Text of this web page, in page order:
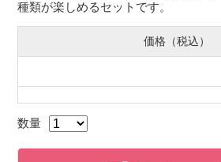
種類が楽しめるセットです。
価格（税込）
数量